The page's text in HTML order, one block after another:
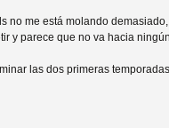
no me está molando
y parece que no va hacia
las dos primeras